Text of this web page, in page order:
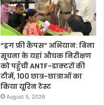
“ड्रग फ्री कैंपस” अभियान: बिना
सूचना के यहां औचक निरीक्षण
को पहुँची ANTF-डाक्टरों की
टीमें, 100 छात्र-छात्राओं का
किया यूरिन टेस्ट
August 5, 2026